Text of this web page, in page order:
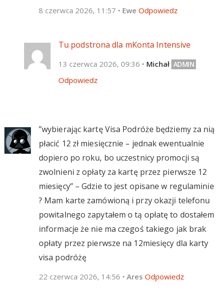
8 czerwca 2026, 11:57 • Ewe Odpowiedz
Tu podstrona dla mKonta Intensive
13 czerwca 2026, 09:36 • Michał
Odpowiedz
”wybierając kartę Visa Podróże będziemy za nią
płacić 12 zł miesięcznie – jednak ewentualnie
dopiero po roku, bo uczestnicy promocji są
zwolnieni z opłaty za kartę przez pierwsze 12
miesięcy” – Gdzie to jest opisane w regulaminie
? Mam karte zamówioną i przy okazji telefonu
powitalnego zapytałem o tą opłatę to dostałem
informacje że nie ma czegoś takiego jak brak
opłaty przez pierwsze na 12miesięcy dla karty
visa podróżę
22 czerwca 2026, 14:56 • Ares Odpowiedz